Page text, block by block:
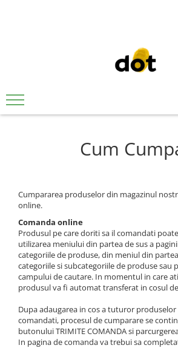
Cum
Cumpararea produselor din magazinul
online.
Comanda online
Produsul pe care doriti sa il comandati
utilizarea meniului din partea de sus a
categoriile de produse, din meniul din
categoriile si subcategoriile de produse sau
campului de cautare. In momentul in care
produsul va fi automat transferat in cosul
Dupa adaugarea in cos a tuturor produselor
comandati, procesul de cumparare se
butonului TRIMITE COMANDA si
In pagina de comanda va trebui sa